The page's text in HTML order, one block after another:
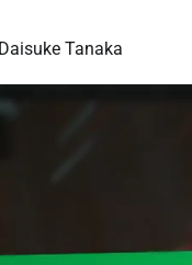
Daisuke Tanaka